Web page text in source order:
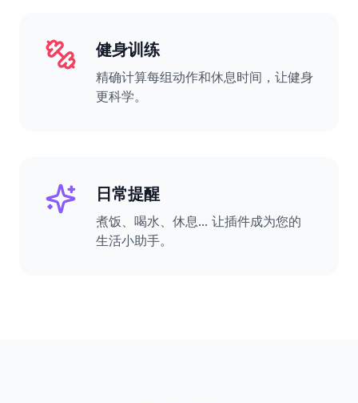
健身训练
精确计算每组动作和休息时间，让健身
更科学。
日常提醒
煮饭、喝水、休息... 让插件成为您的
生活小助手。